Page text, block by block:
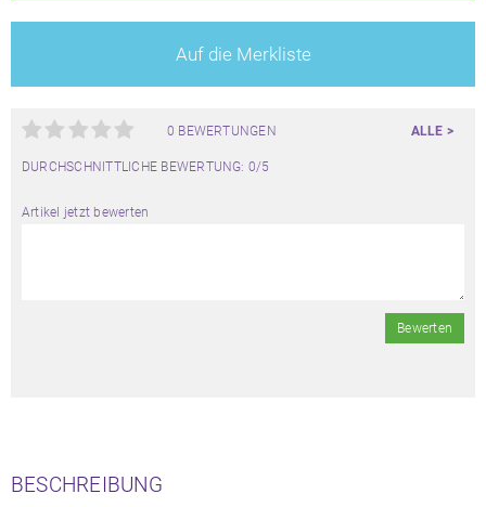
Auf die Merkliste
0 BEWERTUNGEN ALLE >
DURCHSCHNITTLICHE BEWERTUNG: 0/5
Artikel jetzt bewerten
Bewerten
BESCHREIBUNG